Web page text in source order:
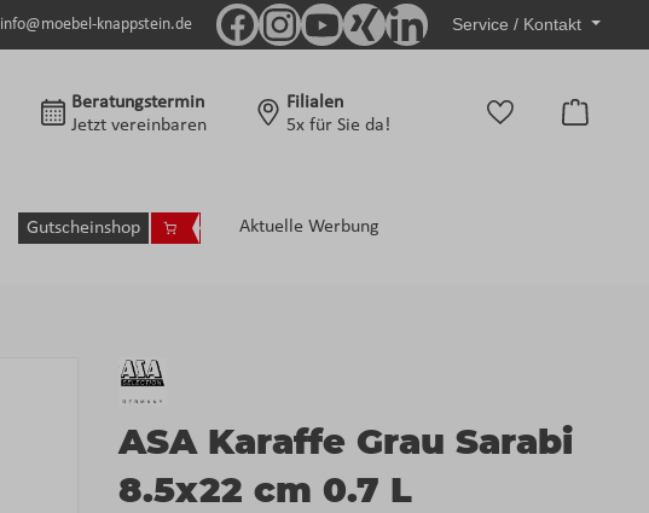
info@moebel-knappstein.de Service / Kontakt
Beratungstermin
Jetzt vereinbaren
Filialen
5x für Sie da!
Gutscheinshop Aktuelle Werbung
ASA Karaffe Grau Sarabi
8.5x22 cm 0.7 L